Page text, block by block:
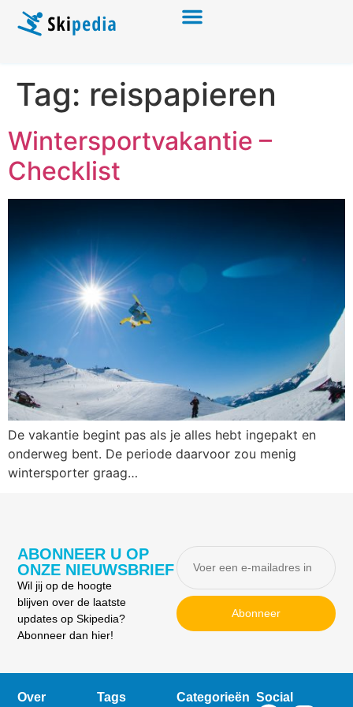
Tag: reispapieren
Wintersportvakantie –
Checklist
De vakantie begint pas als je alles hebt ingepakt en
onderweg bent. De periode daarvoor zou menig
wintersporter graag…
ABONNEER U OP
ONZE NIEUWSBRIEF
Wil jij op de hoogte
blijven over de laatste
updates op Skipedia?
Abonneer dan hier!
Abonneer
Over
Tags
Categorieën Social